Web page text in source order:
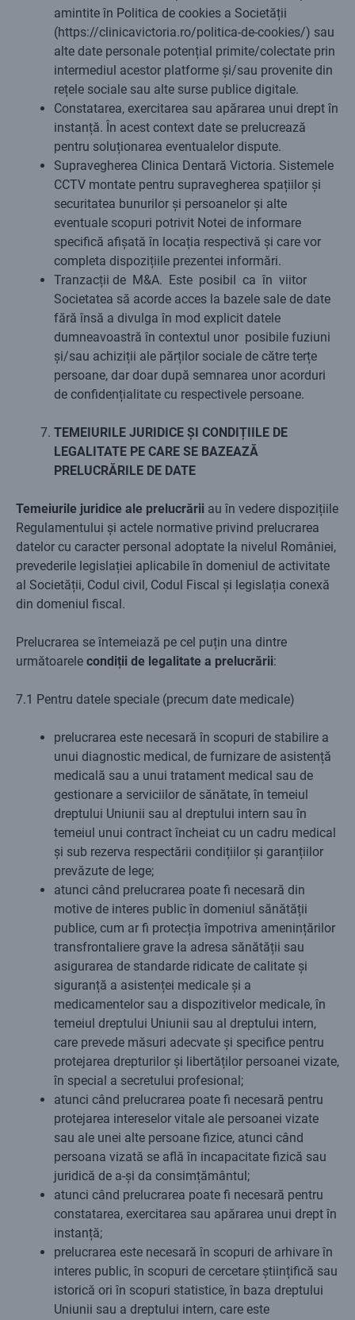
amintite în Politica de cookies a Societății
(https://clinicavictoria.ro/politica-de-cookies/) sau
alte date personale potențial primite/colectate prin
intermediul acestor platforme și/sau provenite din
rețele sociale sau alte surse publice digitale.
Constatarea, exercitarea sau apărarea unui drept în
instanță. În acest context date se prelucrează
pentru soluționarea eventualelor dispute.
Supravegherea Clinica Dentară Victoria. Sistemele
CCTV montate pentru supravegherea spațiilor și
securitatea bunurilor și persoanelor și alte
eventuale scopuri potrivit Notei de informare
specifică afișată în locația respectivă și care vor
completa dispozițiile prezentei informări.
Tranzacții de M&A. Este posibil ca în viitor
Societatea să acorde acces la bazele sale de date
fără însă a divulga în mod explicit datele
dumneavoastră în contextul unor posibile fuziuni
și/sau achiziții ale părților sociale de către terțe
persoane, dar doar după semnarea unor acorduri
de confidențialitate cu respectivele persoane.
TEMEIURILE JURIDICE ȘI CONDIȚIILE DE
LEGALITATE PE CARE SE BAZEAZĂ
PRELUCRĂRILE DE DATE
Temeiurile juridice ale prelucrării au în vedere dispozițiile
Regulamentului și actele normative privind prelucrarea
datelor cu caracter personal adoptate la nivelul României,
prevederile legislației aplicabile în domeniul de activitate
al Societății, Codul civil, Codul Fiscal și legislația conexă
din domeniul fiscal.
Prelucrarea se întemeiază pe cel puțin una dintre
următoarele condiții de legalitate a prelucrării:
7.1 Pentru datele speciale (precum date medicale)
prelucrarea este necesară în scopuri de stabilire a
unui diagnostic medical, de furnizare de asistență
medicală sau a unui tratament medical sau de
gestionare a serviciilor de sănătate, în temeiul
dreptului Uniunii sau al dreptului intern sau în
temeiul unui contract încheiat cu un cadru medical
și sub rezerva respectării condițiilor și garanțiilor
prevăzute de lege;
atunci când prelucrarea poate fi necesară din
motive de interes public în domeniul sănătății
publice, cum ar fi protecția împotriva amenințărilor
transfrontaliere grave la adresa sănătății sau
asigurarea de standarde ridicate de calitate și
siguranță a asistenței medicale și a
medicamentelor sau a dispozitivelor medicale, în
temeiul dreptului Uniunii sau al dreptului intern,
care prevede măsuri adecvate și specifice pentru
protejarea drepturilor și libertăților persoanei vizate,
în special a secretului profesional;
atunci când prelucrarea poate fi necesară pentru
protejarea intereselor vitale ale persoanei vizate
sau ale unei alte persoane fizice, atunci când
persoana vizată se află în incapacitate fizică sau
juridică de a-și da consimțământul;
atunci când prelucrarea poate fi necesară pentru
constatarea, exercitarea sau apărarea unui drept în
instanță;
prelucrarea este necesară în scopuri de arhivare în
interes public, în scopuri de cercetare științifică sau
istorică ori în scopuri statistice, în baza dreptului
Uniunii sau a dreptului intern, care este